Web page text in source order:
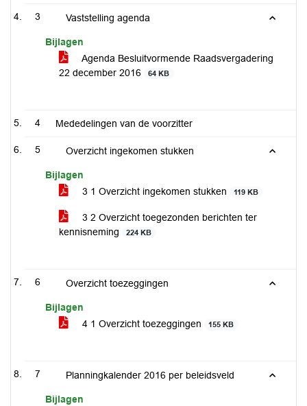
3 Vaststelling agenda
Bijlagen
Agenda Besluitvormende Raadsvergadering
22 december 2016
64 KB
4 Mededelingen van de voorzitter
5 Overzicht ingekomen stukken
Bijlagen
3 1 Overzicht ingekomen stukken
119 KB
3 2 Overzicht toegezonden berichten ter
kennisneming
224 KB
6 Overzicht toezeggingen
Bijlagen
4 1 Overzicht toezeggingen
155 KB
7 Planningkalender 2016 per beleidsveld
Bijlagen